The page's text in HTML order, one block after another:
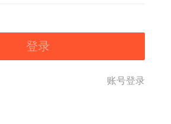
登录
账号登录